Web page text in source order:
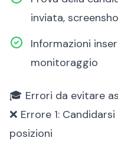
inviata,
Informazioni
monitoraggio
🎓 Errori da evitare
❌ Errore 1:
posizioni